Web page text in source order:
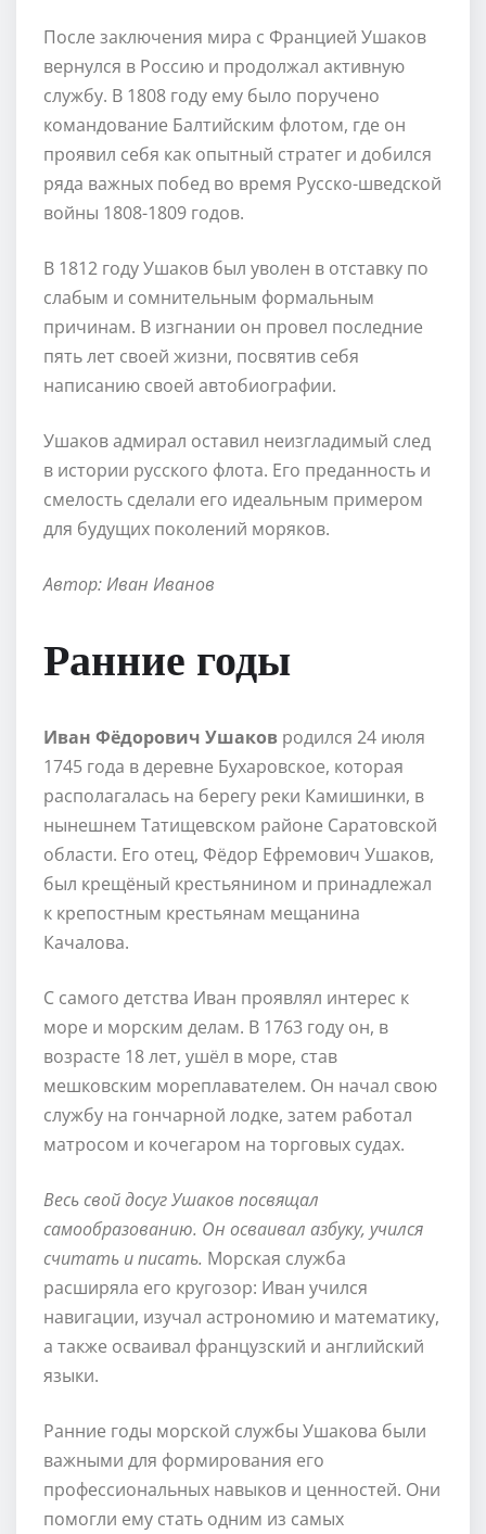
После заключения мира с Францией Ушаков
вернулся в Россию и продолжал активную
службу. В 1808 году ему было поручено
командование Балтийским флотом, где он
проявил себя как опытный стратег и добился
ряда важных побед во время Русско-шведской
войны 1808-1809 годов.
В 1812 году Ушаков был уволен в отставку по
слабым и сомнительным формальным
причинам. В изгнании он провел последние
пять лет своей жизни, посвятив себя
написанию своей автобиографии.
Ушаков адмирал оставил неизгладимый след
в истории русского флота. Его преданность и
смелость сделали его идеальным примером
для будущих поколений моряков.
Автор: Иван Иванов
Ранние годы
Иван Фёдорович Ушаков родился 24 июля
1745 года в деревне Бухаровское, которая
располагалась на берегу реки Камишинки, в
нынешнем Татищевском районе Саратовской
области. Его отец, Фёдор Ефремович Ушаков,
был крещёный крестьянином и принадлежал
к крепостным крестьянам мещанина
Качалова.
С самого детства Иван проявлял интерес к
море и морским делам. В 1763 году он, в
возрасте 18 лет, ушёл в море, став
мешковским мореплавателем. Он начал свою
службу на гончарной лодке, затем работал
матросом и кочегаром на торговых судах.
Весь свой досуг Ушаков посвящал
самообразованию. Он осваивал азбуку, учился
считать и писать. Морская служба
расширяла его кругозор: Иван учился
навигации, изучал астрономию и математику,
а также осваивал французский и английский
языки.
Ранние годы морской службы Ушакова были
важными для формирования его
профессиональных навыков и ценностей. Они
помогли ему стать одним из самых